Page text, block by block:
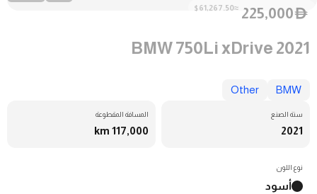
D
225,000
≈$61,267.50
BMW 750Li xDrive 2021
BMW
Other
سنة الصنع
2021
المسافة المقطوعة
117,000 km
نوع اللون
أسود